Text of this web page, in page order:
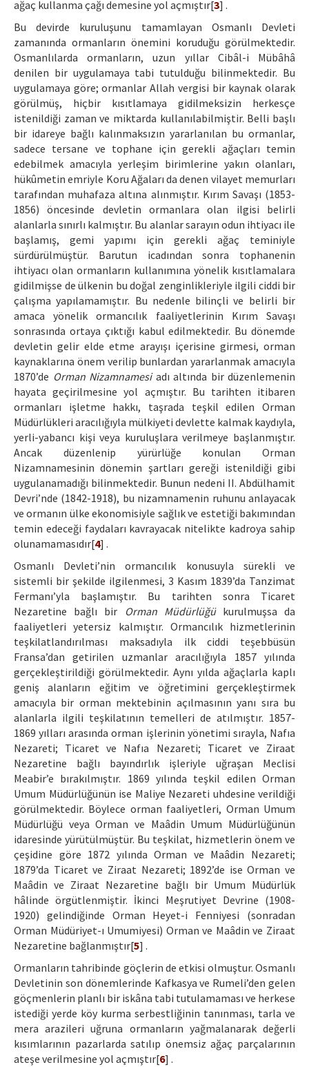
ağaç kullanma çağı demesine yol açmıştır[3] .
Bu devirde kuruluşunu tamamlayan Osmanlı Devleti
zamanında ormanların önemini koruduğu görülmektedir.
Osmanlılarda ormanların, uzun yıllar Cibâl-i Mübâhâ
denilen bir uygulamaya tabi tutulduğu bilinmektedir. Bu
uygulamaya göre; ormanlar Allah vergisi bir kaynak olarak
görülmüş, hiçbir kısıtlamaya gidilmeksizin herkesçe
istenildiği zaman ve miktarda kullanılabilmiştir. Belli başlı
bir idareye bağlı kalınmaksızın yararlanılan bu ormanlar,
sadece tersane ve tophane için gerekli ağaçları temin
edebilmek amacıyla yerleşim birimlerine yakın olanları,
hükûmetin emriyle Koru Ağaları da denen vilayet memurları
tarafından muhafaza altına alınmıştır. Kırım Savaşı (1853-
1856) öncesinde devletin ormanlara olan ilgisi belirli
alanlarla sınırlı kalmıştır. Bu alanlar sarayın odun ihtiyacı ile
başlamış, gemi yapımı için gerekli ağaç teminiyle
sürdürülmüştür. Barutun icadından sonra tophanenin
ihtiyacı olan ormanların kullanımına yönelik kısıtlamalara
gidilmişse de ülkenin bu doğal zenginlikleriyle ilgili ciddi bir
çalışma yapılamamıştır. Bu nedenle bilinçli ve belirli bir
amaca yönelik ormancılık faaliyetlerinin Kırım Savaşı
sonrasında ortaya çıktığı kabul edilmektedir. Bu dönemde
devletin gelir elde etme arayışı içerisine girmesi, orman
kaynaklarına önem verilip bunlardan yararlanmak amacıyla
1870’de Orman Nizamnamesiadı altında bir düzenlemenin
hayata geçirilmesine yol açmıştır. Bu tarihten itibaren
ormanları işletme hakkı, taşrada teşkil edilen Orman
Müdürlükleri aracılığıyla mülkiyeti devlette kalmak kaydıyla,
yerli-yabancı kişi veya kuruluşlara verilmeye başlanmıştır.
Ancak düzenlenip yürürlüğe konulan Orman
Nizamnamesinin dönemin şartları gereği istenildiği gibi
uygulanamadığı bilinmektedir. Bunun nedeni II. Abdülhamit
Devri’nde (1842-1918), bu nizamnamenin ruhunu anlayacak
ve ormanın ülke ekonomisiyle sağlık ve estetiği bakımından
temin edeceği faydaları kavrayacak nitelikte kadroya sahip
olunamamasıdır[4] .
Osmanlı Devleti’nin ormancılık konusuyla sürekli ve
sistemli bir şekilde ilgilenmesi, 3 Kasım 1839’da Tanzimat
Fermanı’yla başlamıştır. Bu tarihten sonra Ticaret
Nezaretine bağlı bir
Orman Müdürlüğükurulmuşsa da
faaliyetleri yetersiz kalmıştır. Ormancılık hizmetlerinin
teşkilatlandırılması maksadıyla ilk ciddi teşebbüsün
Fransa’dan getirilen uzmanlar aracılığıyla 1857 yılında
gerçekleştirildiği görülmektedir. Aynı yılda ağaçlarla kaplı
geniş alanların eğitim ve öğretimini gerçekleştirmek
amacıyla bir orman mektebinin açılmasının yanı sıra bu
alanlarla ilgili teşkilatının temelleri de atılmıştır. 1857-
1869 yılları arasında orman işlerinin yönetimi sırayla, Nafıa
Nezareti; Ticaret ve Nafıa Nezareti; Ticaret ve Ziraat
Nezaretine bağlı bayındırlık işleriyle uğraşan Meclisi
Meabir’e bırakılmıştır. 1869 yılında teşkil edilen Orman
Umum Müdürlüğünün ise Maliye Nezareti uhdesine verildiği
görülmektedir. Böylece orman faaliyetleri, Orman Umum
Müdürlüğü veya Orman ve Maâdin Umum Müdürlüğünün
idaresinde yürütülmüştür. Bu teşkilat, hizmetlerin önem ve
çeşidine göre 1872 yılında Orman ve Maâdin Nezareti;
1879’da Ticaret ve Ziraat Nezareti; 1892’de ise Orman ve
Maâdin ve Ziraat Nezaretine bağlı bir Umum Müdürlük
hâlinde örgütlenmiştir. İkinci Meşrutiyet Devrine (1908-
1920) gelindiğinde Orman Heyet-i Fenniyesi (sonradan
Orman Müdüriyet-ı Umumiyesi) Orman ve Maâdin ve Ziraat
Nezaretine bağlanmıştır[5] .
Ormanların tahribinde göçlerin de etkisi olmuştur. Osmanlı
Devletinin son dönemlerinde Kafkasya ve Rumeli’den gelen
göçmenlerin planlı bir iskâna tabi tutulamaması ve herkese
istediği yerde köy kurma serbestliğinin tanınması, tarla ve
mera arazileri uğruna ormanların yağmalanarak değerli
kısımlarının pazarlarda satılıp önemsiz ağaç parçalarının
ateşe verilmesine yol açmıştır[6] .